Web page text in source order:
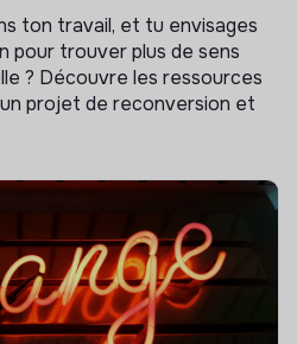
ton travail, et tu envisages
pour trouver plus de sens
? Découvre les ressources
projet de reconversion et